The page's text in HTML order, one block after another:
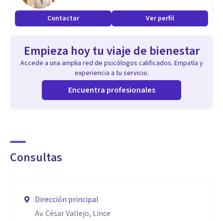
Contactar Ver perfil
Empieza hoy tu viaje de bienestar
Accede a una amplia red de psicólogos calificados. Empatía y
experiencia a tu servicio.
Encuentra profesionales
Consultas
Dirección principal
Av. César Vallejo, Lince